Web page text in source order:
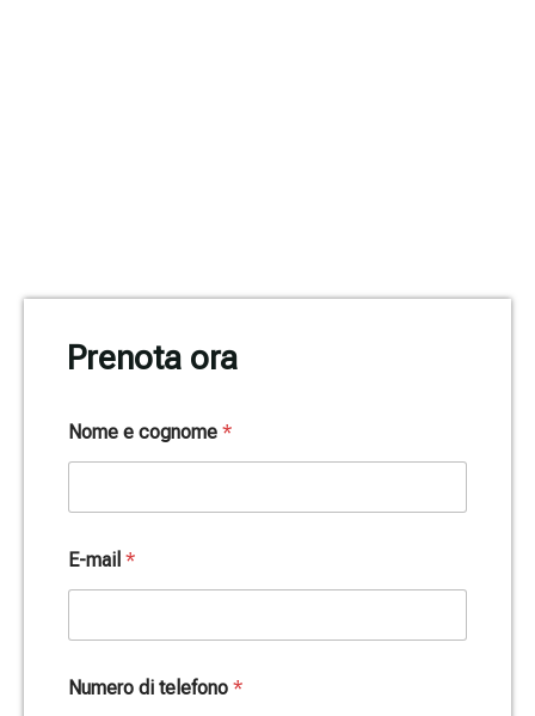
Prenota ora
*
E
m
i
l
Nome e cognome *
E-mail *
Numero di telefono *